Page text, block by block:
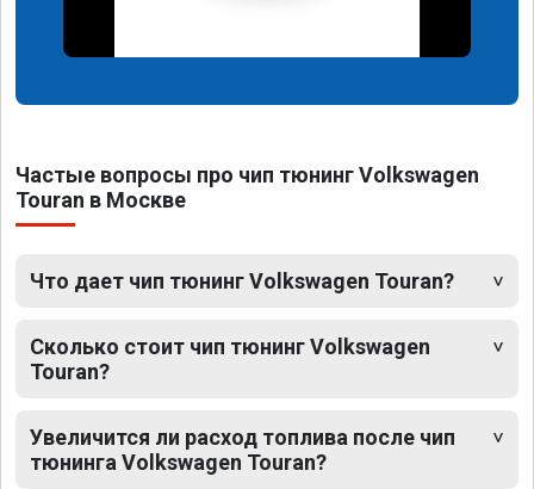
Частые вопросы про чип тюнинг Volkswagen
Touran в Москве
Что дает чип тюнинг Volkswagen Touran?
Сколько стоит чип тюнинг Volkswagen
Touran?
Увеличится ли расход топлива после чип
тюнинга Volkswagen Touran?